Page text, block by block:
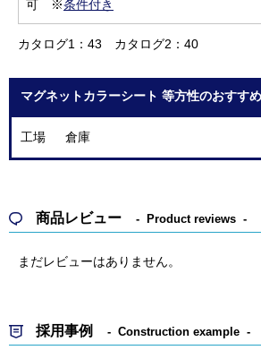
可 ※条件付き
カタログ1：43 カタログ2：40
マグネットカラーシート 等方性のおすす
工場 倉庫
商品レビュー Product reviews
まだレビューはありません。
採用事例 Construction example